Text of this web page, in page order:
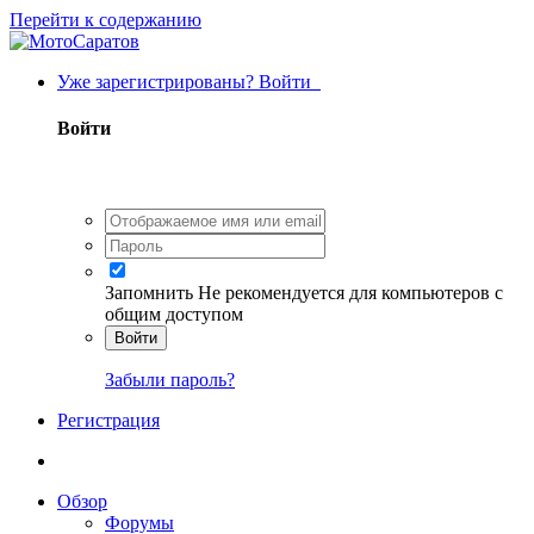
Перейти к содержанию
Уже зарегистрированы? Войти
Войти
Запомнить Не рекомендуется для компьютеров с
общим доступом
Войти
Забыли пароль?
Регистрация
Обзор
Форумы